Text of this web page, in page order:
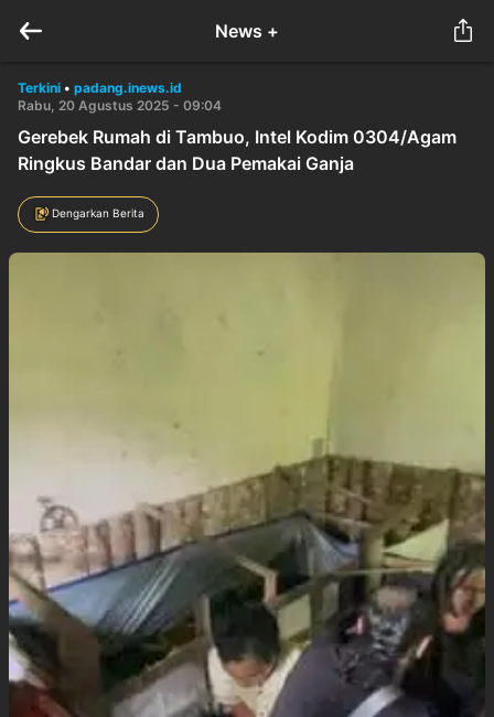
News +
Terkini • padang.inews.id
Rabu, 20 Agustus 2025 - 09:04
Gerebek Rumah di Tambuo, Intel Kodim 0304/Agam
Ringkus Bandar dan Dua Pemakai Ganja
Dengarkan Berita